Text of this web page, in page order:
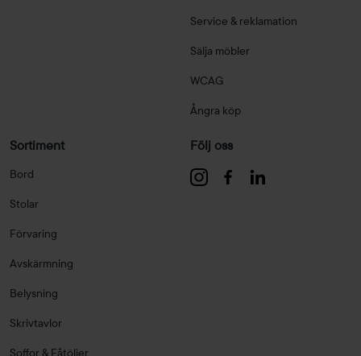
Service & reklamation
Sälja möbler
WCAG
Ångra köp
Sortiment
Bord
Stolar
Förvaring
Avskärmning
Belysning
Skrivtavlor
Soffor & Fåtöljer
Följ oss